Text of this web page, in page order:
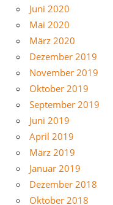
Juni 2020
Mai 2020
März 2020
Dezember 2019
November 2019
Oktober 2019
September 2019
Juni 2019
April 2019
März 2019
Januar 2019
Dezember 2018
Oktober 2018